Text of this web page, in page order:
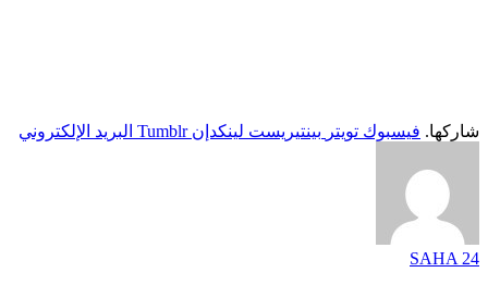
شاركها. فيسبوك تويتر بينتيريست لينكدإن Tumblr البريد الإلكتروني
SAHA 24